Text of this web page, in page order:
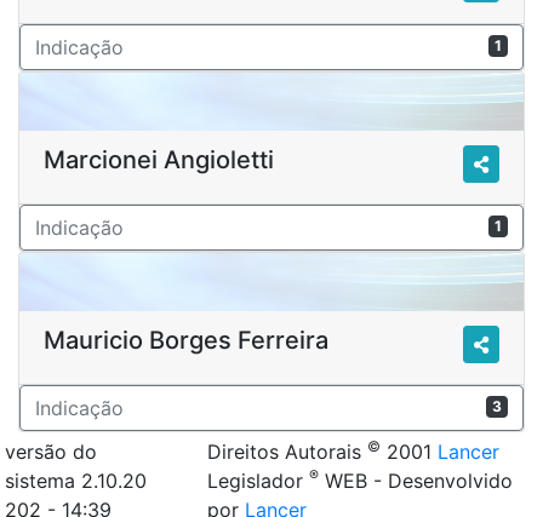
Indicação 1
Marcionei Angioletti
Indicação 1
Mauricio Borges Ferreira
Indicação 3
Direitos Autorais © 2001 Lancer
Legislador® WEB - Desenvolvido
por Lancer
versão do
sistema 2.10.20
202 - 14:39